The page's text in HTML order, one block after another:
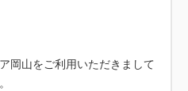
岡山をご利用いただきまして